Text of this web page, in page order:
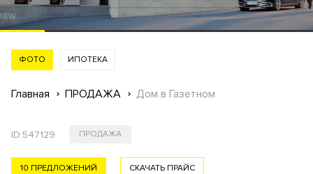
ФОТО ИПОТЕКА
Главная ПРОДАЖА Дом в Газетном
ID:547129 ПРОДАЖА
СКАЧАТЬ ПРАЙС
10 ПРЕДЛОЖЕНИЙ